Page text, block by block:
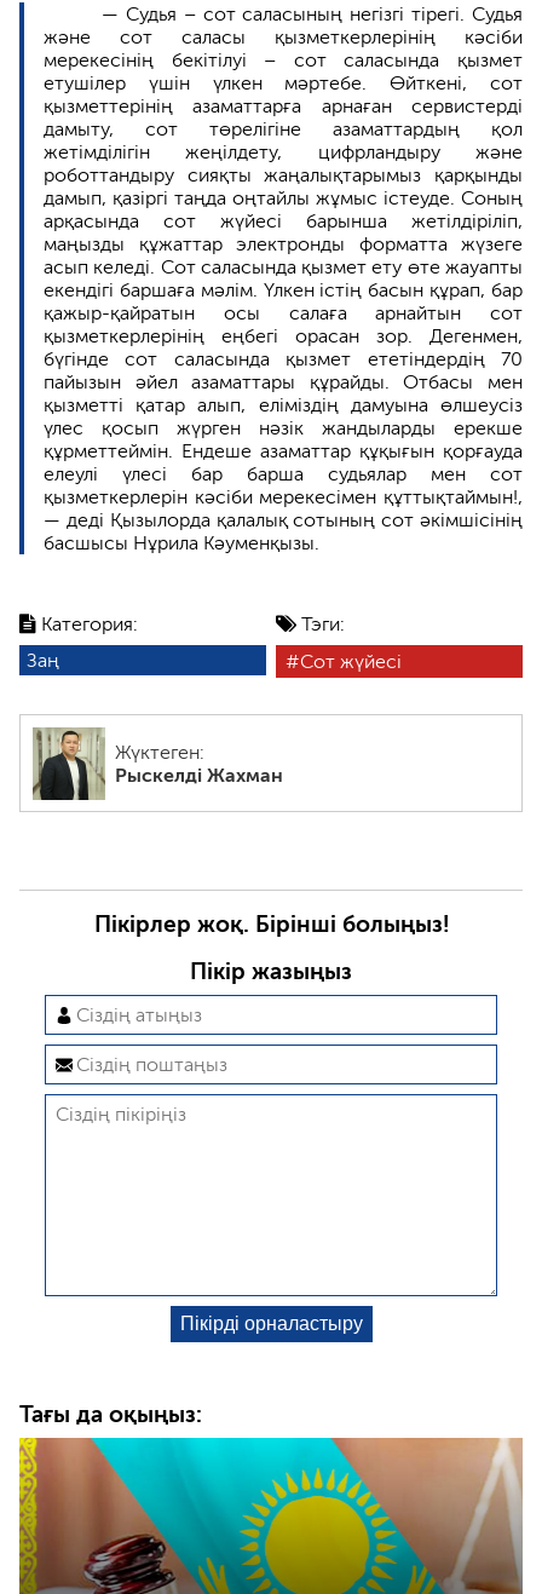
Категория:
Заң
Тэги:
Сот жүйесі
Жүктеген:
Рыскелді Жахман
— Судья – сот саласының негізгі тірегі. Судья
және сот саласы қызметкерлерінің кәсіби
мерекесінің бекітілуі – сот саласында қызмет
етушілер үшін үлкен мәртебе. Өйткені, сот
қызметтерінің азаматтарға арнаған сервистерді
дамыту, сот төрелігіне азаматтардың қол
жетімділігін жеңілдету, цифрландыру және
роботтандыру сияқты жаңалықтарымыз қарқынды
дамып, қазіргі таңда оңтайлы жұмыс істеуде. Соның
арқасында сот жүйесі барынша жетілдіріліп,
маңызды құжаттар электронды форматта жүзеге
асып келеді. Сот саласында қызмет ету өте жауапты
екендігі баршаға мәлім. Үлкен істің басын құрап, бар
қажыр-қайратын осы салаға арнайтын сот
қызметкерлерінің еңбегі орасан зор. Дегенмен,
бүгінде сот саласында қызмет ететіндердің 70
пайызын әйел азаматтары құрайды. Отбасы мен
қызметті қатар алып, еліміздің дамуына өлшеусіз
үлес қосып жүрген нәзік жандыларды ерекше
құрметтеймін. Ендеше азаматтар құқығын қорғауда
елеулі үлесі бар барша судьялар мен сот
қызметкерлерін кәсіби мерекесімен құттықтаймын!,
— деді Қызылорда қалалық сотының сот әкімшісінің
басшысы Нұрила Кәуменқызы.
Пікірлер жоқ. Бірінші болыңыз!
Пікір жазыңыз
Тағы да оқыңыз: